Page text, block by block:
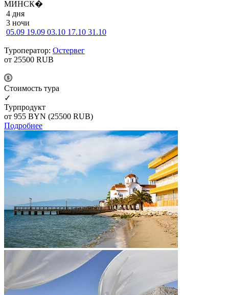
МИНСК�
4 дня
3 ночи
05.09 19.09 03.10 17.10 31.10
Туроператор: Остервег
от 25500 RUB
Cтоимость тура
✓
Турпродукт
от 955 BYN (25500 RUB)
Подробнее